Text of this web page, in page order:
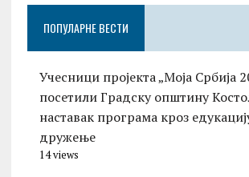
ПОПУЛАРНЕ ВЕСТИ
Учесници пројекта „Моја Србија
посетили Градску општину
наставак програма кроз
дружење
14 views